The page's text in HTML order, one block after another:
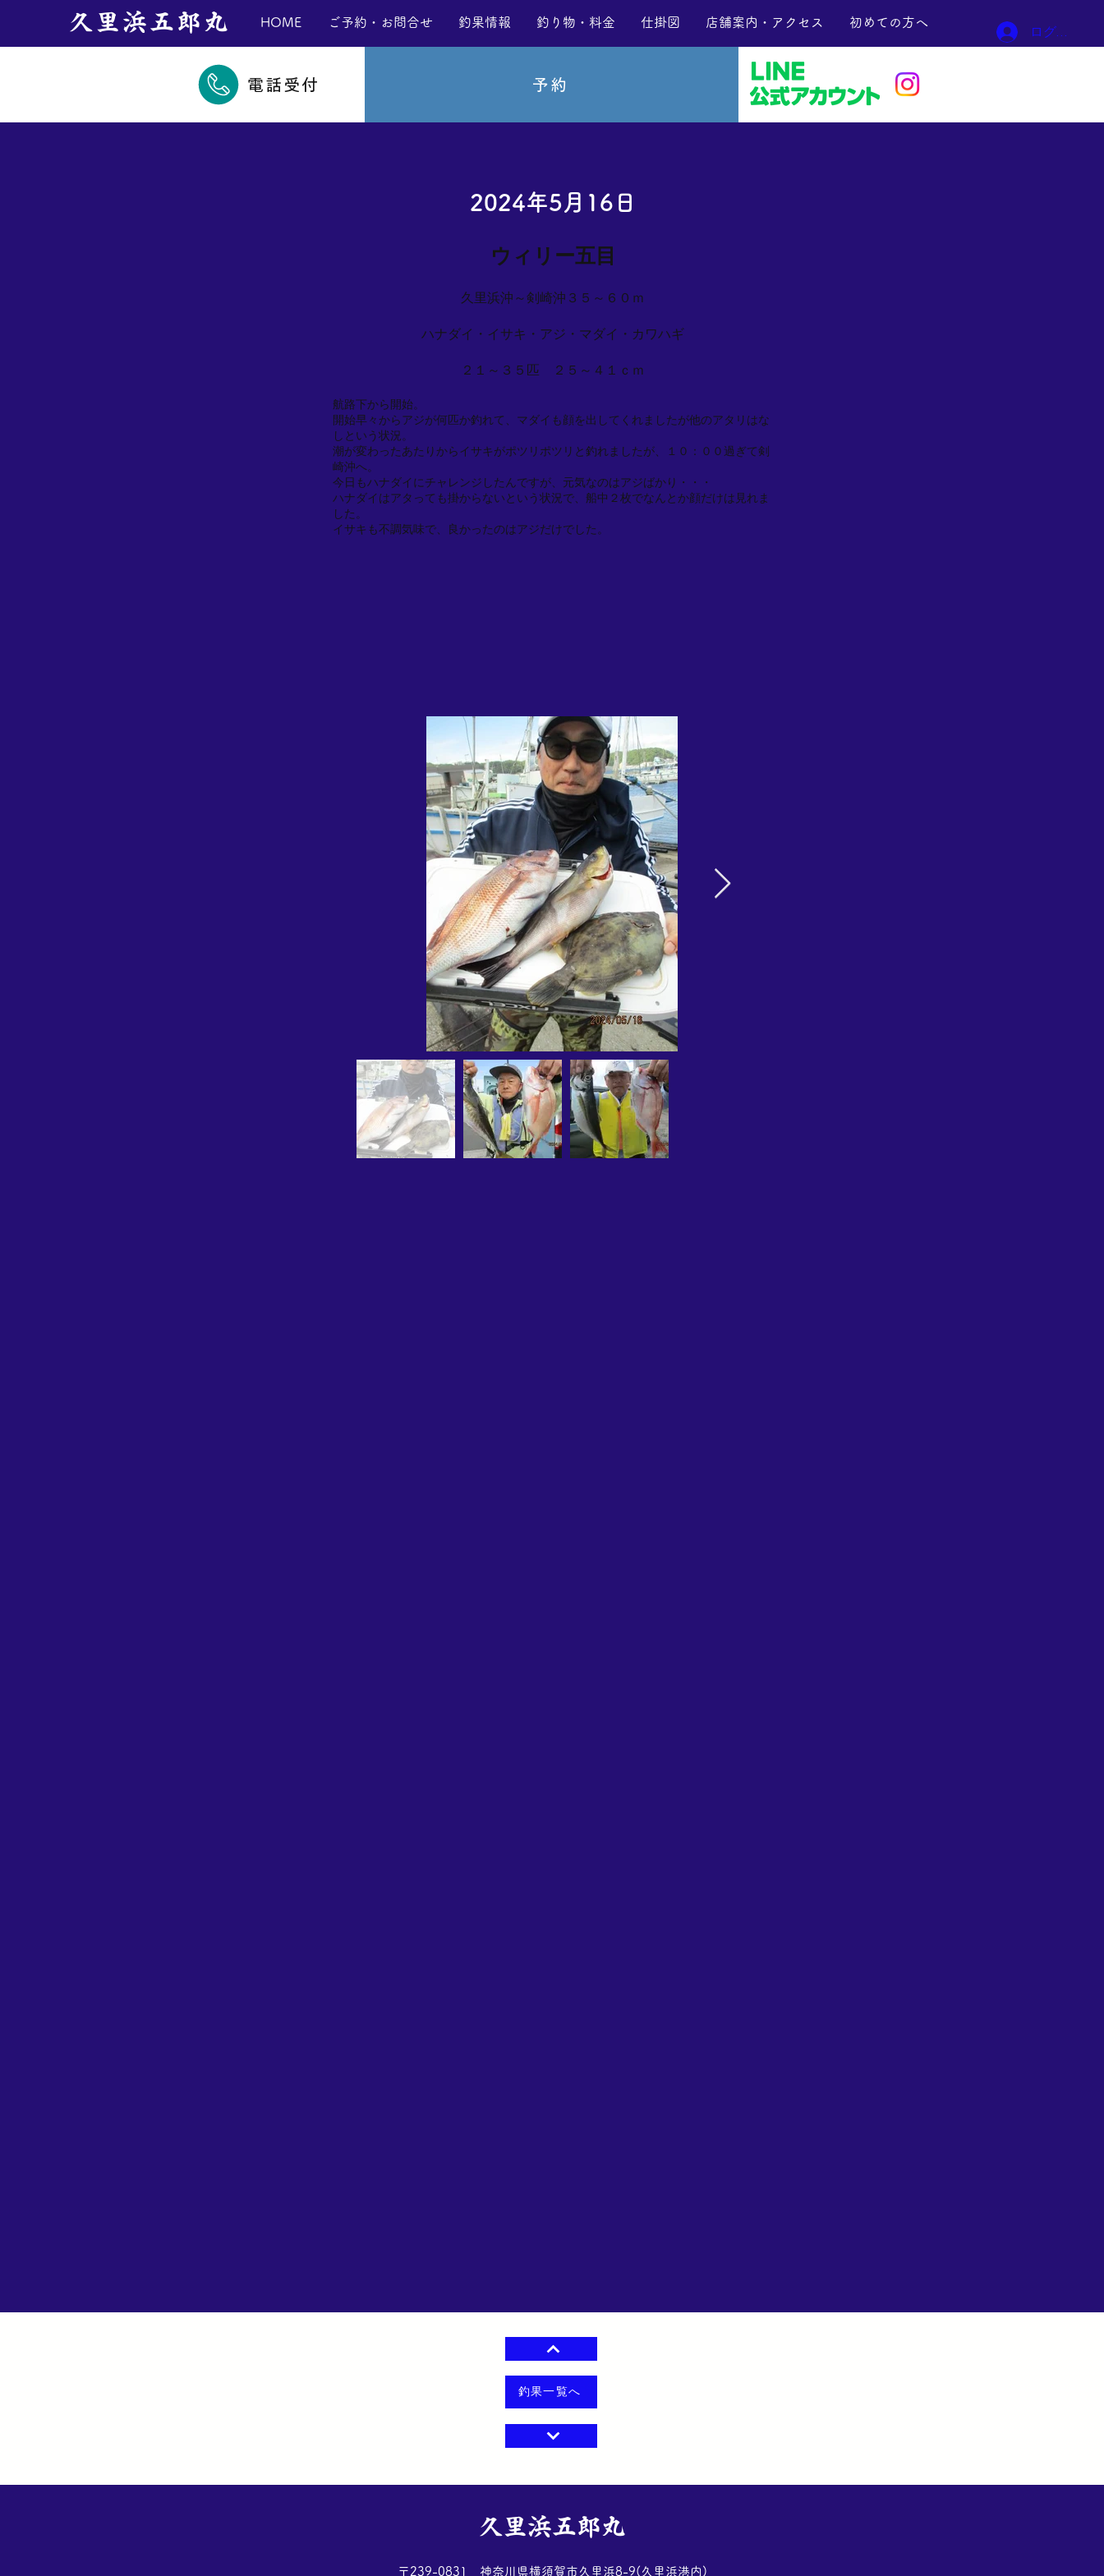
​久里浜五郎丸 HOME ご予約・お問合せ 釣果情報 釣り物・料金 仕掛図 店舗案内・アクセス 初めての方へ
ログイン
電話受付 予約
2024年5月16日
ウィリー五目
久里浜沖～剣崎沖３５～６０ｍ
ハナダイ・イサキ・アジ・マダイ・カワハギ
２１～３５匹 ２５～４１ｃｍ
航路下から開始。
開始早々からアジが何匹か釣れて、マダイも顔を出してくれましたが他のアタリはな
しという状況。
潮が変わったあたりからイサキがポツリポツリと釣れましたが、１０：００過ぎて剣
崎沖へ。
今日もハナダイにチャレンジしたんですが、元気なのはアジばかり・・・
ハナダイはアタっても掛からないという状況で、船中２枚でなんとか顔だけは見れま
した。
イサキも不調気味で、良かったのはアジだけでした。
釣果一覧へ
​久里浜五郎丸
​〒239-0831 神奈川県横須賀市久里浜8-9(久里浜港内)